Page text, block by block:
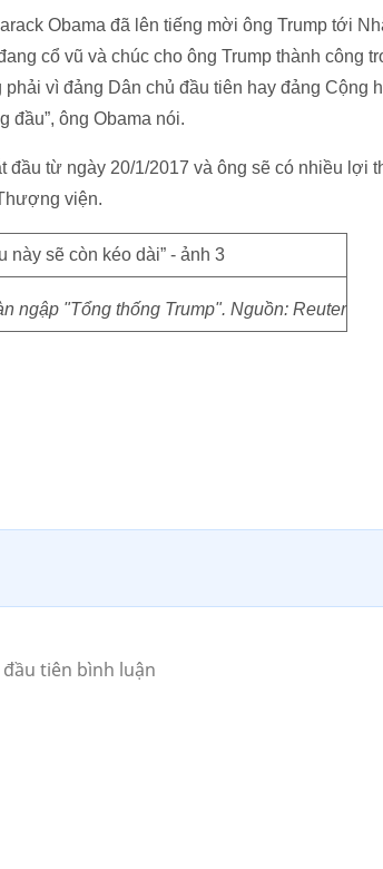
Obama đã lên tiếng mời ông Trump tới
cổ vũ và chúc cho ông Trump thành công
vì đảng Dân chủ đầu tiên hay đảng Cộng
đầu”, ông Obama nói.
đầu từ ngày 20/1/2017 và ông sẽ có nhiều lợi
viện.
ngập "Tổng thống Trump". Nguồn: Reuter